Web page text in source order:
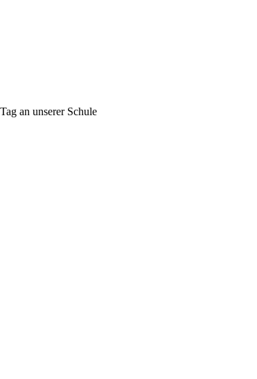
an unserer Schule